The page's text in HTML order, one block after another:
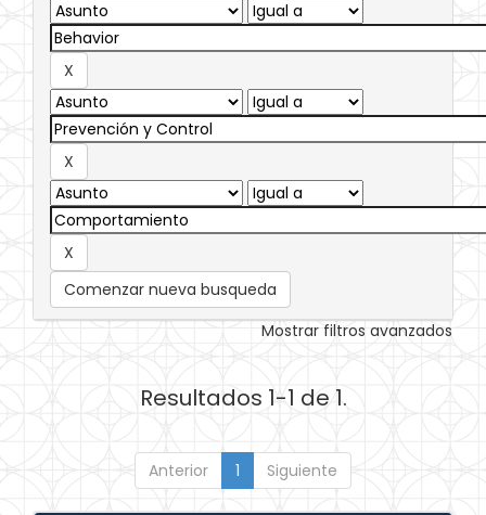
Comenzar nueva busqueda
Mostrar filtros avanzados
Resultados 1-1 de 1.
Anterior 1 Siguiente